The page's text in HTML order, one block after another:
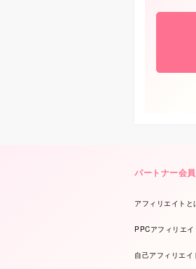
パートナー会
アフィリエイトと
PPCアフィリエイ
自己アフィリエイ